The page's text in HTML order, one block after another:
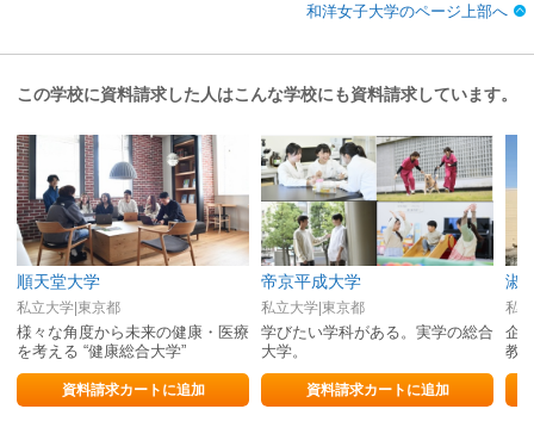
和洋女子大学のページ上部へ
この学校に資料請求した人はこんな学校にも資料請求しています。
順天堂大学
私立大学|東京都
様々な角度から未来の健康・医療
を考える “健康総合大学”
資料請求カートに追加
帝京平成大学
私立大学|東京都
学びたい学科がある。実学の総合
大学。
資料請求カートに追加
淑
私
企
教